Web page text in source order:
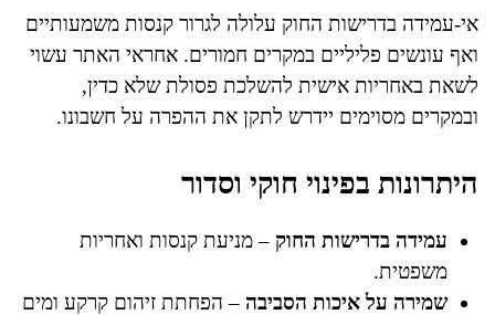
אי-עמידה בדרישות החוק עלולה לגרור קנסות משמעותיים
ואף עונשים פליליים במקרים חמורים. אחראי האתר עשוי
לשאת באחריות אישית להשלכת פסולת שלא כדין,
ובמקרים מסוימים יידרש לתקן את ההפרה על חשבונו.
היתרונות בפינוי חוקי וסדור
עמידה בדרישות החוק – מניעת קנסות ואחריות
משפטית.
שמירה על איכות הסביבה – הפחתת זיהום קרקע ומים